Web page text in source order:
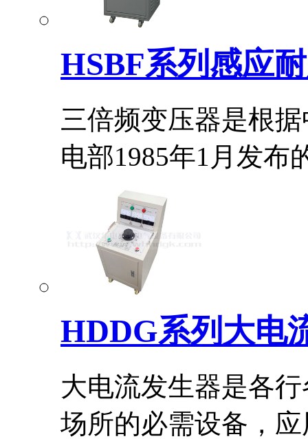
HSBF系列感应
三倍频变压器是根
电部1985年1月发布
HDDG系列大电
大电流发生器是各
场所的必需设备，应